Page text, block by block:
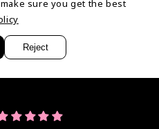
sure you get the best
Reject